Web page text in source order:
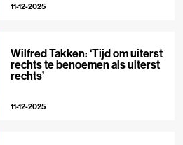
11-12-2025
Wilfred Takken: ‘Tijd om uiterst
rechts te benoemen als uiterst
rechts’
11-12-2025